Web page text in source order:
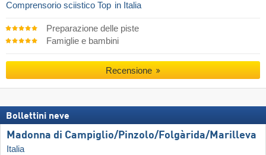
Comprensorio sciistico Top in Italia
Preparazione delle piste
Famiglie e bambini
Recensione
Bollettini neve
Madonna di Campiglio/​Pinzolo/​Folgàrida/​Marilleva
Italia